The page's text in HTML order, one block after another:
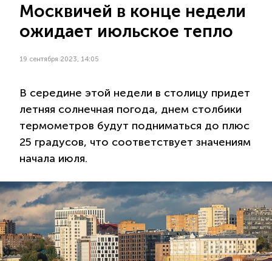
Москвичей в конце недели
ожидает июльское тепло
19 сентября 2023, 14:05
В середине этой недели в столицу придет
летняя солнечная погода, днем столбики
термометров будут подниматься до плюс
25 градусов, что соответствует значениям
начала июля.